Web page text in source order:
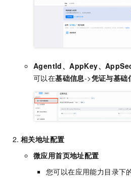
AgentId、AppKey、
可以在基础信息->凭证与基础
相关地址配置
微应用首页地址配置
您可以在应用能力目录下